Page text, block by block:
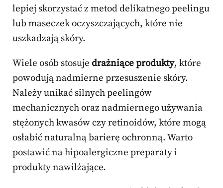
lepiej skorzystać z metod delikatnego peelingu
lub maseczek oczyszczających, które nie
uszkadzają skóry.
Wiele osób stosuje drażniące produkty, które
powodują nadmierne przesuszenie skóry.
Należy unikać silnych peelingów
mechanicznych oraz nadmiernego używania
stężonych kwasów czy retinoidów, które mogą
osłabić naturalną barierę ochronną. Warto
postawić na hipoalergiczne preparaty i
produkty nawilżające.